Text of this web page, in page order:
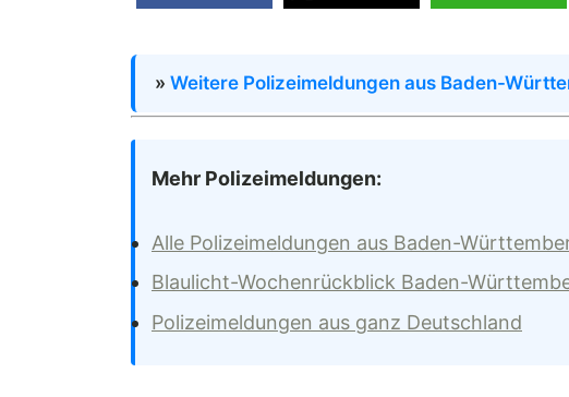
» Weitere Polizeimeldungen aus Baden-
Mehr Polizeimeldungen:
Alle Polizeimeldungen aus Baden-
Blaulicht-Wochenrückblick Baden-
Polizeimeldungen aus ganz Deutschland